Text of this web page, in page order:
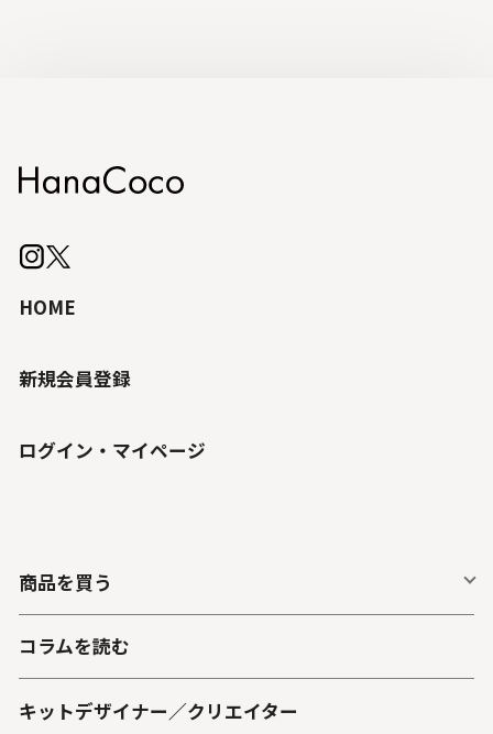
HOME
新規会員登録
ログイン・マイページ
商品を買う
コラムを読む
キットデザイナー／クリエイター